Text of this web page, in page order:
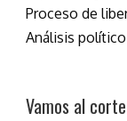
Proceso de
Análisis
Vamos al